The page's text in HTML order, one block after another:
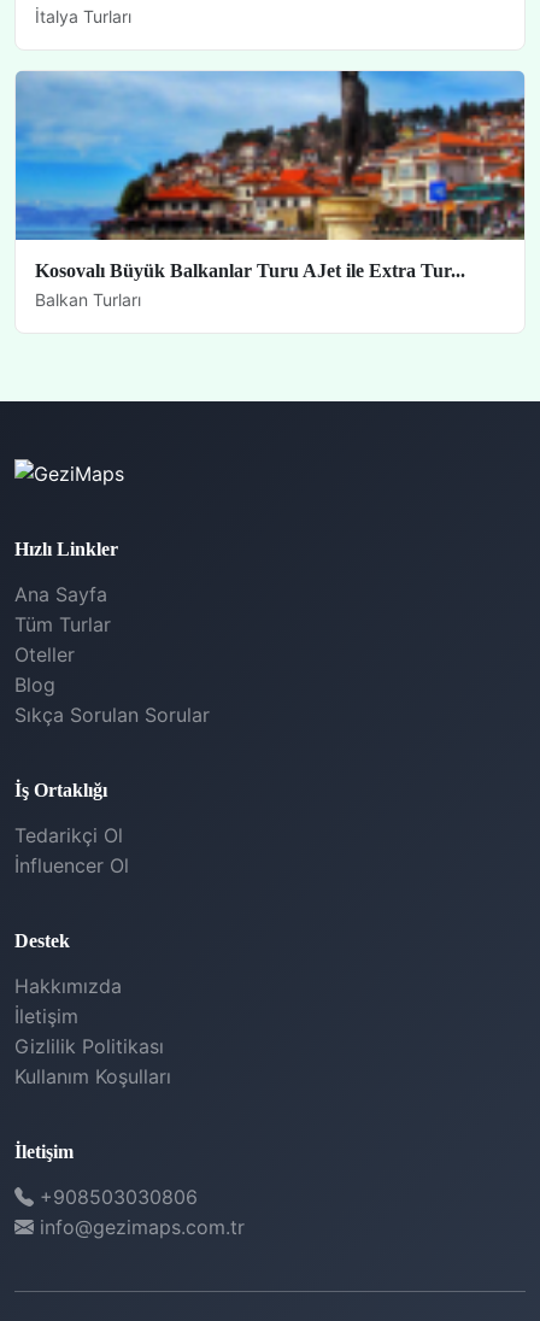
İtalya Turları
Kosovalı Büyük Balkanlar Turu AJet ile Extra Tur...
Balkan Turları
Hızlı Linkler
Ana Sayfa
Tüm Turlar
Oteller
Blog
Sıkça Sorulan Sorular
İş Ortaklığı
Tedarikçi Ol
İnfluencer Ol
Destek
Hakkımızda
İletişim
Gizlilik Politikası
Kullanım Koşulları
İletişim
+908503030806
info@gezimaps.com.tr